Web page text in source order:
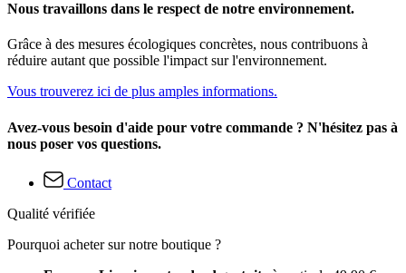
Nous travaillons dans le respect de notre environnement.
Grâce à des mesures écologiques concrètes, nous contribuons à
réduire autant que possible l'impact sur l'environnement.
Vous trouverez ici de plus amples informations.
Avez-vous besoin d'aide pour votre commande ? N'hésitez pas à
nous poser vos questions.
Contact
Qualité vérifiée
Pourquoi acheter sur notre boutique ?